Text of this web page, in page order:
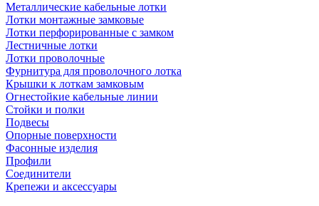
Металлические кабельные лотки
Лотки монтажные замковые
Лотки перфорированные с замком
Лестничные лотки
Лотки проволочные
Фурнитура для проволочного лотка
Крышки к лоткам замковым
Огнестойкие кабельные линии
Стойки и полки
Подвесы
Опорные поверхности
Фасонные изделия
Профили
Соединители
Крепежи и аксессуары